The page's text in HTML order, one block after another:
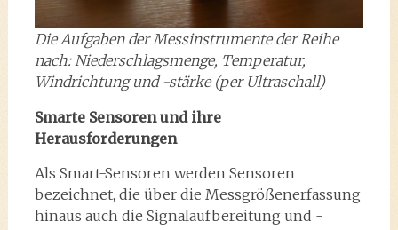
Die Aufgaben der Messinstrumente der Reihe
nach: Niederschlagsmenge, Temperatur,
Windrichtung und -stärke (per Ultraschall)
Smarte Sensoren und ihre
Herausforderungen
Als Smart-Sensoren werden Sensoren
bezeichnet, die über die Messgrößenerfassung
hinaus auch die Signalaufbereitung und -